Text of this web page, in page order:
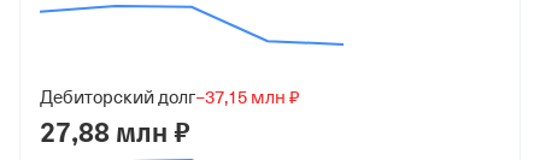
Регистрация ФНС
Дебиторский долг−37,15 млн ₽
27,88 млн ₽